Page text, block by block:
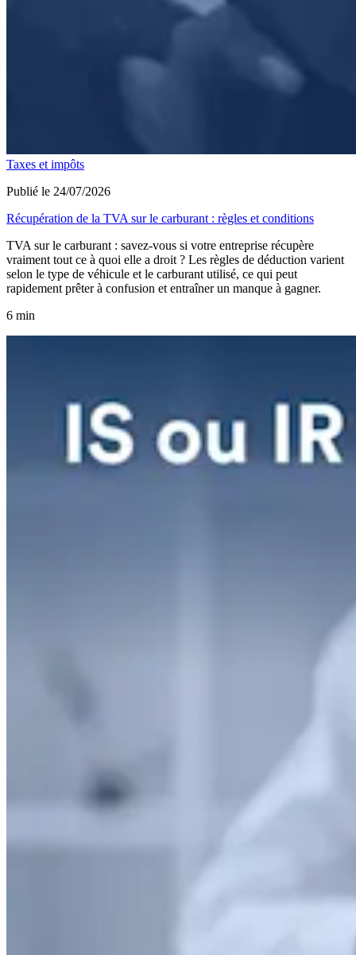
Taxes et impôts
Publié le 24/07/2026
Récupération de la TVA sur le carburant : règles et conditions
TVA sur le carburant : savez-vous si votre entreprise récupère
vraiment tout ce à quoi elle a droit ? Les règles de déduction varient
selon le type de véhicule et le carburant utilisé, ce qui peut
rapidement prêter à confusion et entraîner un manque à gagner.
6 min